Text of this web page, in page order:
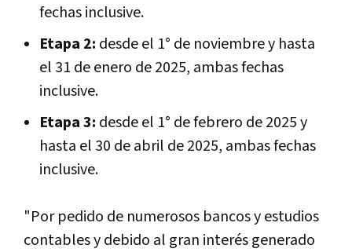
fechas inclusive.
Etapa 2: desde el 1° de noviembre y hasta
el 31 de enero de 2025, ambas fechas
inclusive.
Etapa 3: desde el 1° de febrero de 2025 y
hasta el 30 de abril de 2025, ambas fechas
inclusive.
"Por pedido de numerosos bancos y estudios
contables y debido al gran interés generado